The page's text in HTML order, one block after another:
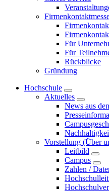
Für
Für
Rückblicke
Gründung
Hochschule
Aktuelles
News aus
Vorstellung (Über
Leitbild
Campus
Zahlen /